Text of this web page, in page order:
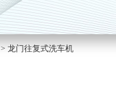
> 龙门往复式洗车机